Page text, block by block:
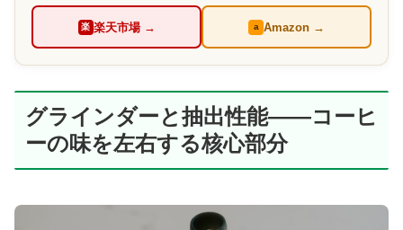
楽 楽天市場 → a Amazon →
グラインダーと抽出性能——コーヒ
ーの味を左右する核心部分